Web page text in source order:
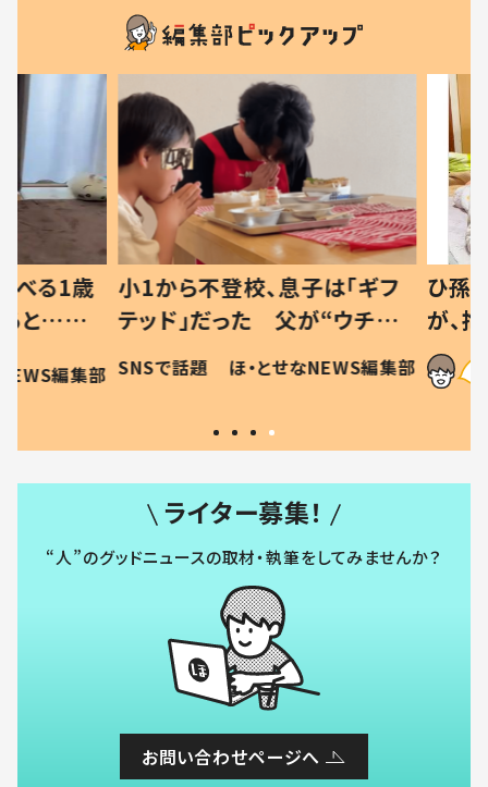
る1歳
…母
現行
編集部
小1から不登校、息子は「ギフ
テッド」だった 父が“ウチ給
食”を作り続ける理由とは #令
和の親 #令和の子
SNSで話題 ほ・とせなNEWS編集部
ひ孫
が、抱
に「涙
方ない」
ライター募集！
“人”のグッドニュースの取材・執筆をしてみませんか？
お問い合わせページへ